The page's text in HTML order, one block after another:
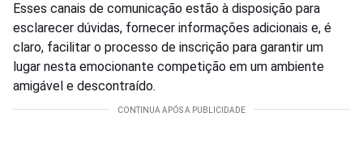
Esses canais de comunicação estão à disposição para
esclarecer dúvidas, fornecer informações adicionais e, é
claro, facilitar o processo de inscrição para garantir um
lugar nesta emocionante competição em um ambiente
amigável e descontraído.